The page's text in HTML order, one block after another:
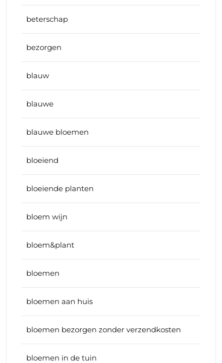
beterschap
bezorgen
blauw
blauwe
blauwe bloemen
bloeiend
bloeiende planten
bloem wijn
bloem&plant
bloemen
bloemen aan huis
bloemen bezorgen zonder verzendkosten
bloemen in de tuin